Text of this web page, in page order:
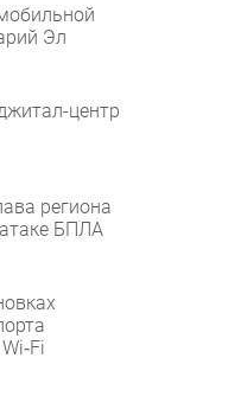
Эл
центр
региона
БПЛА